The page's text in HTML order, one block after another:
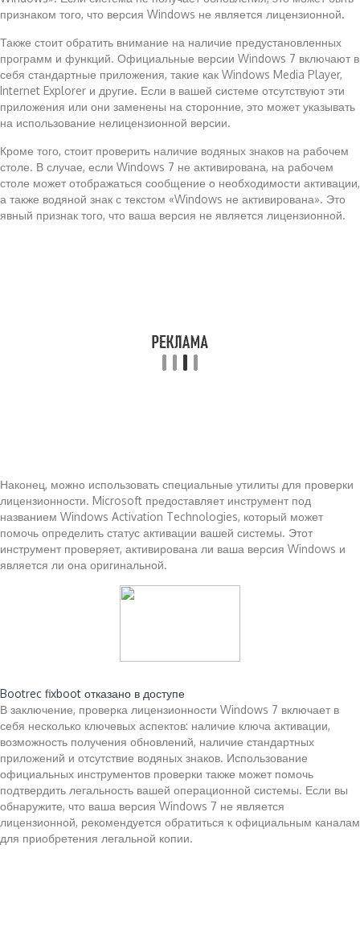
признаком того, что версия Windows не является лицензионной.
Также стоит обратить внимание на наличие предустановленных
программ и функций. Официальные версии Windows 7 включают в
себя стандартные приложения, такие как Windows Media Player,
Internet Explorer и другие. Если в вашей системе отсутствуют эти
приложения или они заменены на сторонние, это может указывать
на использование нелицензионной версии.
Кроме того, стоит проверить наличие водяных знаков на рабочем
столе. В случае, если Windows 7 не активирована, на рабочем
столе может отображаться сообщение о необходимости активации,
а также водяной знак с текстом «Windows не активирована». Это
явный признак того, что ваша версия не является лицензионной.
Наконец, можно использовать специальные утилиты для проверки
лицензионности. Microsoft предоставляет инструмент под
названием Windows Activation Technologies, который может
помочь определить статус активации вашей системы. Этот
инструмент проверяет, активирована ли ваша версия Windows и
является ли она оригинальной.
Bootrec fixboot отказано в доступе
В заключение, проверка лицензионности Windows 7 включает в
себя несколько ключевых аспектов: наличие ключа активации,
возможность получения обновлений, наличие стандартных
приложений и отсутствие водяных знаков. Использование
официальных инструментов проверки также может помочь
подтвердить легальность вашей операционной системы. Если вы
обнаружите, что ваша версия Windows 7 не является
лицензионной, рекомендуется обратиться к официальным каналам
для приобретения легальной копии.